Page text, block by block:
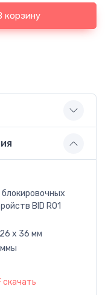
корзину
блокировочных
BID R01
x 36 мм
скачать